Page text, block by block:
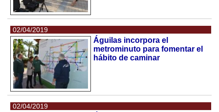
02/04/2019
Águilas incorpora el
metrominuto para fomentar el
hábito de caminar
02/04/2019